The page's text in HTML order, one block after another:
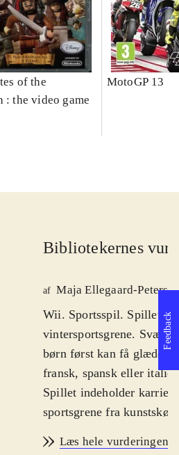
of the
: the video game
MotoGP 13
Bibliotekernes
af Maja Ellegaard-
Wii. Sportsspil. Spillet
vintersportsgrene.
børn først kan få glæde
fransk, spansk eller
Spillet indeholder
sportsgrene fra
god manuel både trykt
Læs hele vurderingen
Feedback